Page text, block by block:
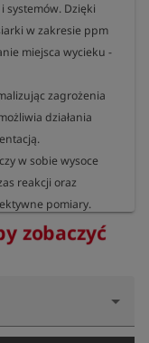
systemów. Dzięki
w zakresie ppm
miejsca wycieku -
zagrożenia
działania
w sobie wysoce
reakcji oraz
pomiary.
SF6 jest
zakresie ppm
zobaczyć